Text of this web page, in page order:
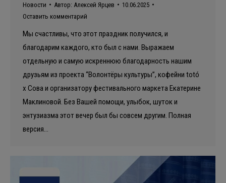
Новости Автор: Алексей Ярцев
10.06.2025
Оставить комментарий
Мы счастливы, что этот праздник получился, и
благодарим каждого, кто был с нами. Выражаем
отдельную и самую искреннюю благодарность нашим
друзьям из проекта “Волонтёры культуры”, кофейни totó
x Сова и организатору фестивального маркета Екатерине
Маклиновой. Без Вашей помощи, улыбок, шуток и
энтузиазма этот вечер был бы совсем другим. Полная
версия…